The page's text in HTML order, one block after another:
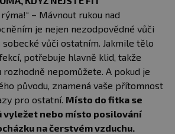
– Mávnout rukou nad
je nejen nezodpovědné vůči
vůči ostatním. Jakmile tělo
potřebuje hlavně klid, takže
nepomůžete. A pokud je
původu, znamená vaše přítomnost
pro ostatní. Místo do fitka se
vyležet nebo místo posilování
na čerstvém vzduchu.